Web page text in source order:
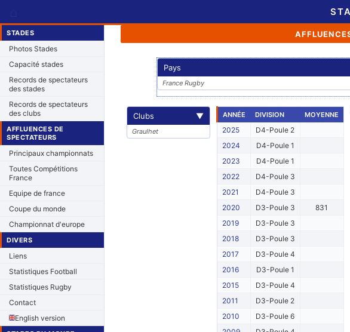
STADES
Photos Stades
Capacité stades
Records de spectateurs
des stades
Records de spectateurs
des clubs
AFFLUENCES DE
SPECTATEURS
Principaux championnats
Toutes Compétitions
France
Equipe de france
Coupe du monde
Championnat d'europe
DIVERS
Liens
Statistiques Football
Statistiques Rugby
Contact
English version
Pays
France Rugby
Clubs ▼
Graulhet
ANNÉE DIVISION MOYENNE
2025
D4-Poule 2
2024
D4-Poule 1
2023
D4-Poule 1
2022
D4-Poule 3
2021
D4-Poule 3
2020
D3-Poule 3
831
2019
D3-Poule 3
2018
D3-Poule 3
2017
D3-Poule 4
2016
D3-Poule 1
2015
D3-Poule 4
2011
D3-Poule 2
2010
D3-Poule 6